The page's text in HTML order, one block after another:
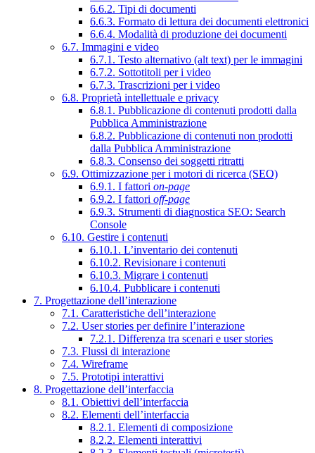
6.6.2. Tipi di documenti
6.6.3. Formato di lettura dei documenti elettronici
6.6.4. Modalità di produzione dei documenti
6.7. Immagini e video
6.7.1. Testo alternativo (alt text) per le immagini
6.7.2. Sottotitoli per i video
6.7.3. Trascrizioni per i video
6.8. Proprietà intellettuale e privacy
6.8.1. Pubblicazione di contenuti prodotti dalla
Pubblica Amministrazione
6.8.2. Pubblicazione di contenuti non prodotti
dalla Pubblica Amministrazione
6.8.3. Consenso dei soggetti ritratti
6.9. Ottimizzazione per i motori di ricerca (SEO)
6.9.1. I fattori on-page
6.9.2. I fattori off-page
6.9.3. Strumenti di diagnostica SEO: Search
Console
6.10. Gestire i contenuti
6.10.1. L’inventario dei contenuti
6.10.2. Revisionare i contenuti
6.10.3. Migrare i contenuti
6.10.4. Pubblicare i contenuti
7. Progettazione dell’interazione
7.1. Caratteristiche dell’interazione
7.2. User stories per definire l’interazione
7.2.1. Differenza tra scenari e user stories
7.3. Flussi di interazione
7.4. Wireframe
7.5. Prototipi interattivi
8. Progettazione dell’interfaccia
8.1. Obiettivi dell’interfaccia
8.2. Elementi dell’interfaccia
8.2.1. Elementi di composizione
8.2.2. Elementi interattivi